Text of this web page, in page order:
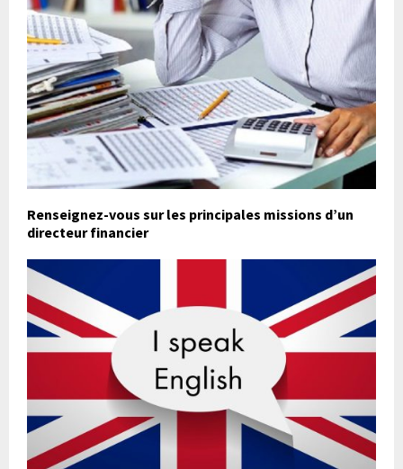
Renseignez-vous sur les principales missions d’un
directeur financier